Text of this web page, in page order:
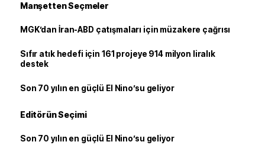
Manşetten Seçmeler
MGK’dan İran-ABD çatışmaları için müzakere çağrısı
Sıfır atık hedefi için 161 projeye 914 milyon liralık
destek
Son 70 yılın en güçlü El Nino’su geliyor
Editörün Seçimi
Son 70 yılın en güçlü El Nino’su geliyor